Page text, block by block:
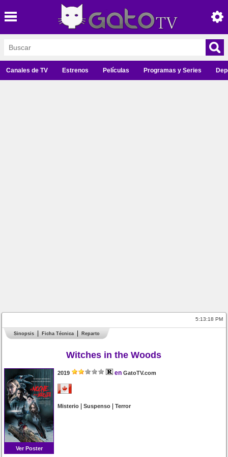
Canales de TV Estrenos Películas Programas y Series
5:13:18 PM
Sinopsis Ficha Técnica Reparto
Witches in the Woods
Ver Poster
2019 en GatoTV.com
Misterio |Suspenso |Terror